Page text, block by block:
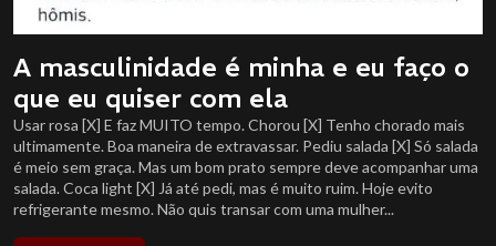
A masculinidade é minha e eu faço o
que eu quiser com ela
Usar rosa [X] E faz MUITO tempo. Chorou [X] Tenho chorado mais
ultimamente. Boa maneira de extravassar. Pediu salada [X] Só salada
é meio sem graça. Mas um bom prato sempre deve acompanhar uma
salada. Coca light [X] Já até pedi, mas é muito ruim. Hoje evito
refrigerante mesmo. Não quis transar com uma mulher...